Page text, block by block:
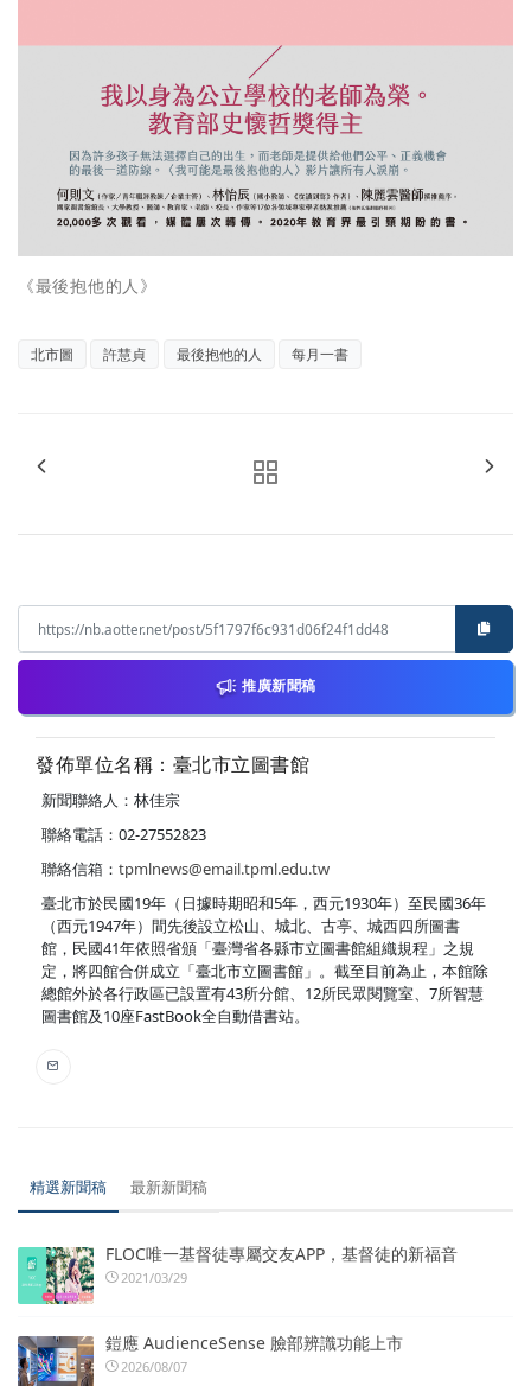
《最後抱他的人》
北市圖 許慧貞 最後抱他的人 每月一書
推廣新聞稿
發佈單位名稱：臺北市立圖書館
新聞聯絡人：林佳宗
聯絡電話：02-27552823
聯絡信箱： tpmlnews@email.tpml.edu.tw
臺北市於民國19年（日據時期昭和5年，西元1930年）至民國36年
（西元1947年）間先後設立松山、城北、古亭、城西四所圖書
館，民國41年依照省頒「臺灣省各縣市立圖書館組織規程」之規
定，將四館合併成立「臺北市立圖書館」。截至目前為止，本館除
總館外於各行政區已設置有43所分館、12所民眾閱覽室、7所智慧
圖書館及10座FastBook全自動借書站。
精選新聞稿 最新新聞稿
FLOC唯一基督徒專屬交友APP，基督徒的新福音
2021/03/29
鎧應 AudienceSense 臉部辨識功能上市
2026/08/07